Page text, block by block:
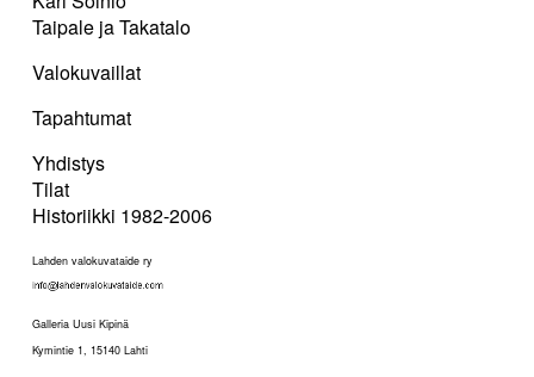
Taipale ja Takatalo
Valokuvaillat
Tapahtumat
Yhdistys
Tilat
Historiikki 1982-2006
Lahden valokuvataide ry
Galleria Uusi Kipinä
Kymintie 1, 15140 Lahti